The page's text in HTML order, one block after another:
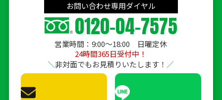
お問い合わせ専用ダイヤル
0120-04-7575
営業時間：9:00〜18:00 日曜定休
24時間365日受付中！
非対面でもお見積りいたします！